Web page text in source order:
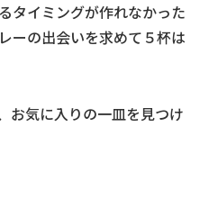
タイミングが作れなかった
ーの出会いを求めて５杯は
お気に入りの一皿を見つけ